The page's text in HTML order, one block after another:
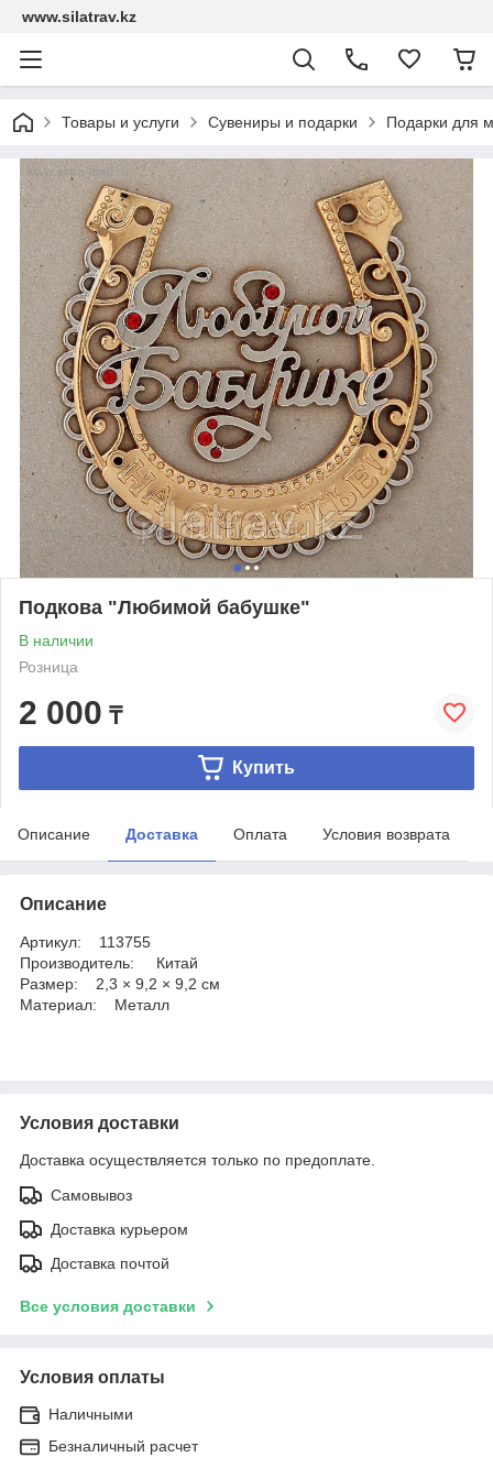
www.silatrav.kz
Товары и услуги Сувениры и подарки Подарки для
Подкова "Любимой бабушке"
В наличии
Розница
2 000 ₸
Купить
Описание Доставка Оплата Условия возврата
Описание
Артикул: 113755
Производитель: Китай
Размер: 2,3 × 9,2 × 9,2 см
Материал: Металл
Условия доставки
Доставка осуществляется только по предоплате.
Самовывоз
Доставка курьером
Доставка почтой
Все условия доставки
Условия оплаты
Наличными
Безналичный расчет